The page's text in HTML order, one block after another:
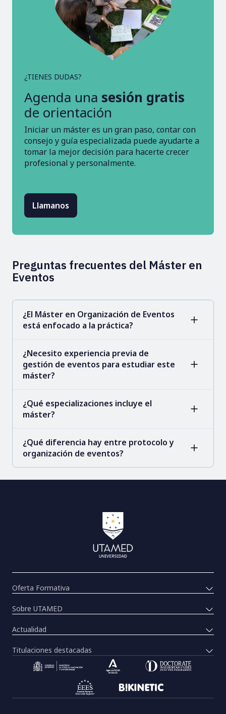
¿TIENES DUDAS?
Agenda una sesión gratis
de orientación
Iniciar un máster es un gran paso, contar con
consejo y guía especializada puede ayudarte a
tomar la mejor decisión para hacerte crecer
profesional y personalmente.
Llamanos
Preguntas frecuentes del Máster en
Eventos
¿El Máster en Organización de Eventos
está enfocado a la práctica?
¿Necesito experiencia previa de
gestión de eventos para estudiar este
máster?
¿Qué especializaciones incluye el
máster?
¿Qué diferencia hay entre protocolo y
organización de eventos?
Oferta Formativa
Sobre UTAMED
Actualidad
Titulaciones destacadas